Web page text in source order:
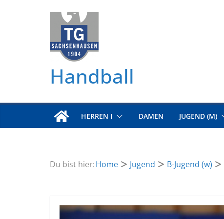
Handball
HERREN I DAMEN JUGEND (M)
Du bist hier:Home Jugend B-Jugend (w)